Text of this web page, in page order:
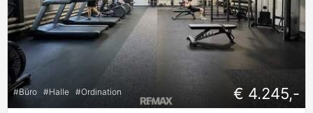
#Büro #Halle #Ordination € 4.245,-